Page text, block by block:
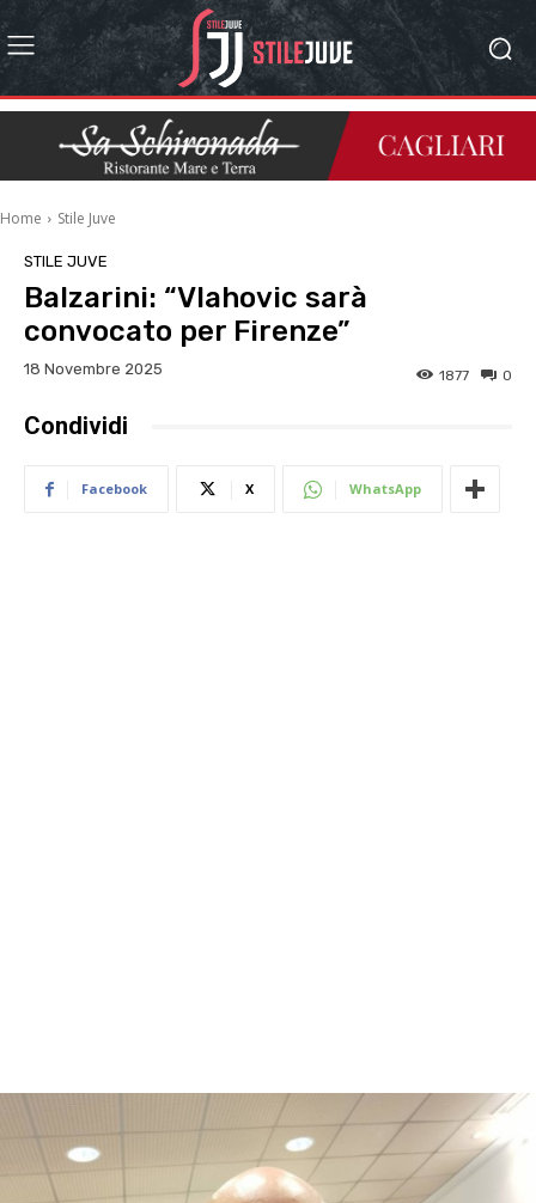
Home Stile Juve
STILE JUVE
Balzarini: “Vlahovic sarà
convocato per Firenze”
18 Novembre 2025 0
1877
Condividi
Facebook X WhatsApp